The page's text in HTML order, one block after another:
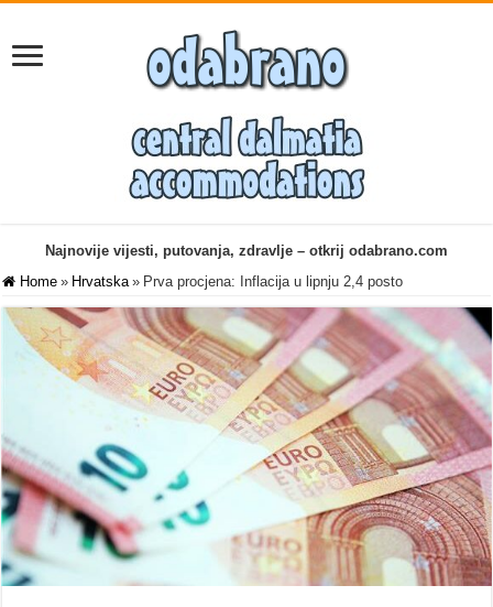
Najnovije vijesti, putovanja, zdravlje – otkrij odabrano.com
Home » Hrvatska » Prva procjena: Inflacija u lipnju 2,4 posto